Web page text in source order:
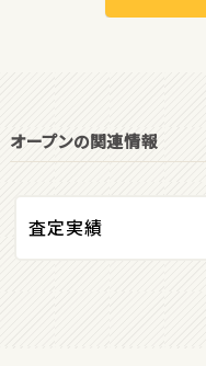
オープンの関連情報
査定実績